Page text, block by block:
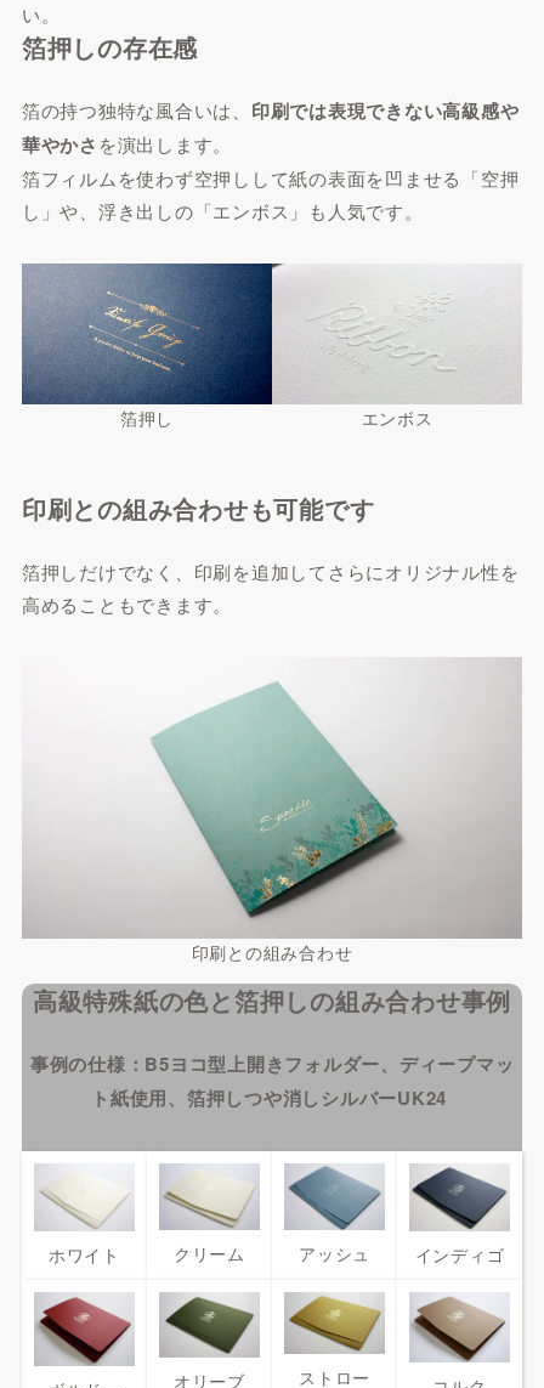
い。
箔押しの存在感
箔の持つ独特な風合いは、 印刷では表現できない高級感や
華やかさ を演出します。
箔フィルムを使わず空押しして紙の表面を凹ませる「空押
し」や、浮き出しの「エンボス」も人気です。
箔押し エンボス
印刷との組み合わせも可能です
箔押しだけでなく、印刷を追加してさらにオリジナル性を
高めることもできます。
印刷との組み合わせ
高級特殊紙の色と箔押しの組み合わせ事例
事例の仕様：B5ヨコ型上開きフォルダー、ディープマッ
ト紙使用、箔押しつや消しシルバーUK24
ホワイト クリーム アッシュ インディゴ
オリーブ ストロー